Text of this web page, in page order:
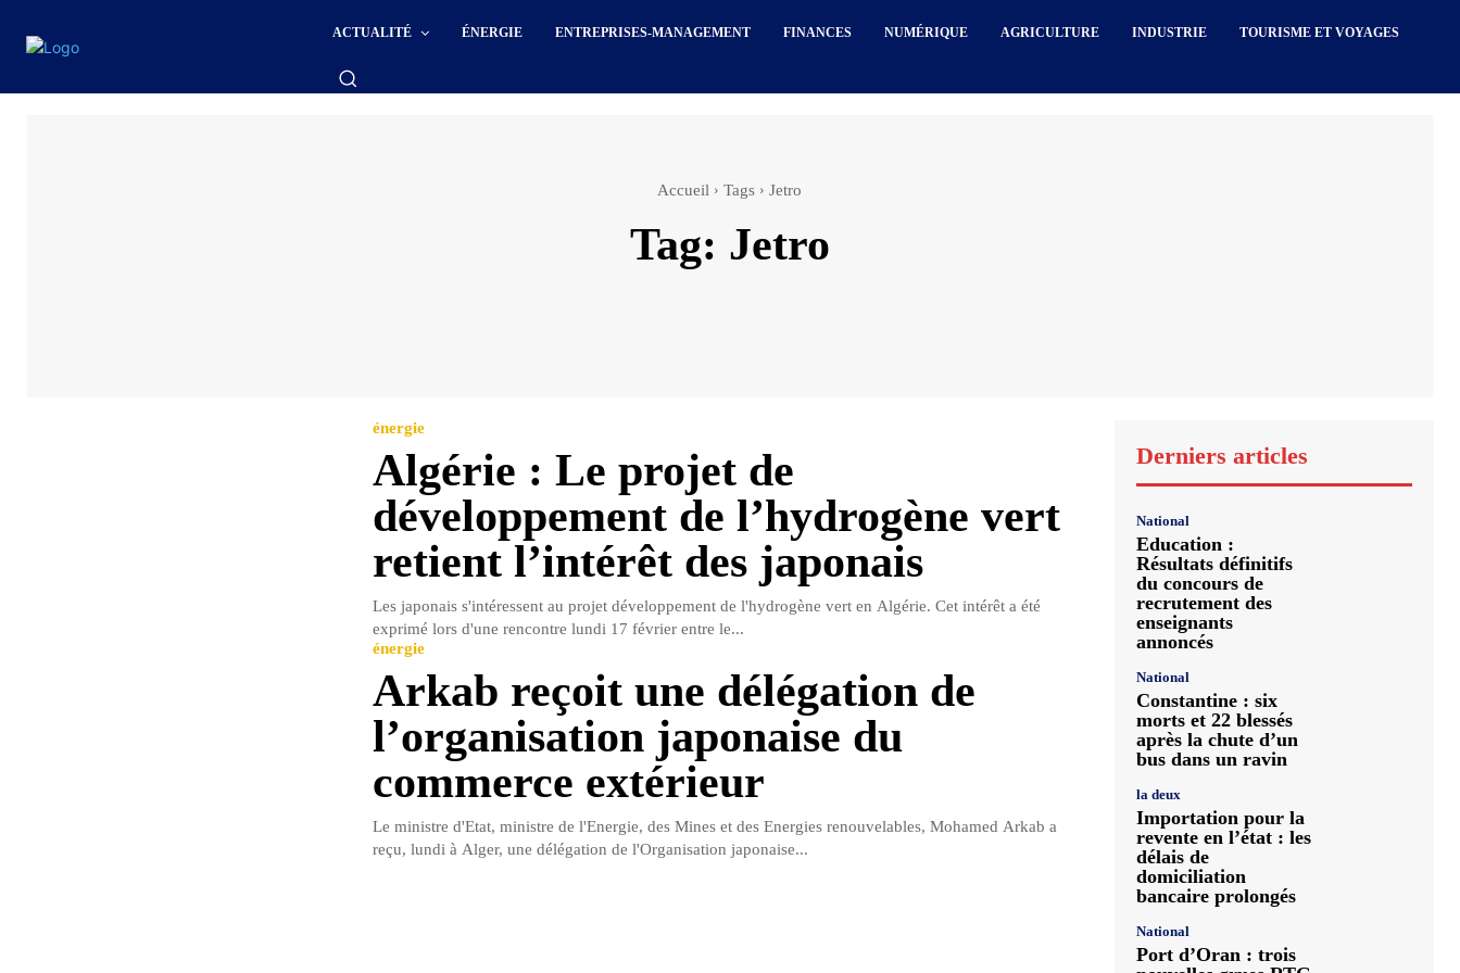
ACTUALITÉ ÉNERGIE ENTREPRISES-MANAGEMENT FINANCES NUMÉRIQUE AGRICULTURE INDUSTRIE TOURISME ET VOYAGES
Accueil Tags Jetro
Tag: Jetro
énergie
Algérie : Le projet de
développement de l’hydrogène vert
retient l’intérêt des japonais
Les japonais s'intéressent au projet développement de l'hydrogène vert en Algérie. Cet intérêt a été
exprimé lors d'une rencontre lundi 17 février entre le...
énergie
Arkab reçoit une délégation de
l’organisation japonaise du
commerce extérieur
Le ministre d'Etat, ministre de l'Energie, des Mines et des Energies renouvelables, Mohamed Arkab a
reçu, lundi à Alger, une délégation de l'Organisation japonaise...
Derniers articles
National
Education :
Résultats définitifs
du concours de
recrutement des
enseignants
annoncés
National
Constantine : six
morts et 22 blessés
après la chute d’un
bus dans un ravin
la deux
Importation pour la
revente en l’état : les
délais de
domiciliation
bancaire prolongés
National
Port d’Oran : trois